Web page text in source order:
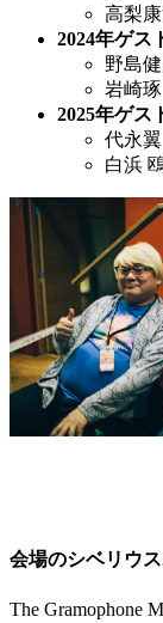
高梨康
2024年ゲス
野島健
岩崎琢
2025年ゲス
代永翼
白浜
会場のシベリウ
The Gramophone